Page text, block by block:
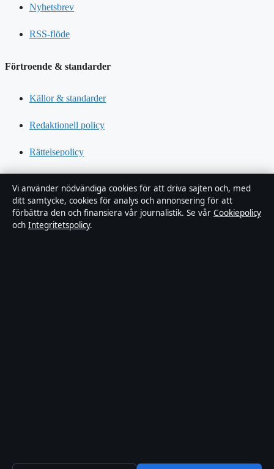
Nyhetsbrev
RSS-flöde
Förtroende & standarder
Källor & standarder
Redaktionell policy
Rättelsepolicy
Kändisar & integritet
Integritetspolicy
Vi använder nödvändiga cookies för att driva sajten och, med
ditt samtycke, cookies för analys och annonsering för att
förbättra den och finansiera vår journalistik. Se vår Cookiepolicy
och Integritetspolicy.